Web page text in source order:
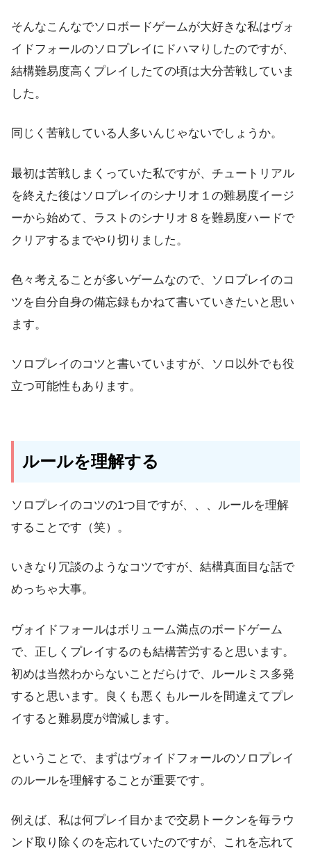
そんなこんなでソロボードゲームが大好きな私はヴォ
イドフォールのソロプレイにドハマりしたのですが、
結構難易度高くプレイしたての頃は大分苦戦していま
した。
同じく苦戦している人多いんじゃないでしょうか。
最初は苦戦しまくっていた私ですが、チュートリアル
を終えた後はソロプレイのシナリオ１の難易度イージ
ーから始めて、ラストのシナリオ８を難易度ハードで
クリアするまでやり切りました。
色々考えることが多いゲームなので、ソロプレイのコ
ツを自分自身の備忘録もかねて書いていきたいと思い
ます。
ソロプレイのコツと書いていますが、ソロ以外でも役
立つ可能性もあります。
ルールを理解する
ソロプレイのコツの1つ目ですが、、、ルールを理解
することです（笑）。
いきなり冗談のようなコツですが、結構真面目な話で
めっちゃ大事。
ヴォイドフォールはボリューム満点のボードゲーム
で、正しくプレイするのも結構苦労すると思います。
初めは当然わからないことだらけで、ルールミス多発
すると思います。良くも悪くもルールを間違えてプレ
イすると難易度が増減します。
ということで、まずはヴォイドフォールのソロプレイ
のルールを理解することが重要です。
例えば、私は何プレイ目かまで交易トークンを毎ラウ
ンド取り除くのを忘れていたのですが、これを忘れて